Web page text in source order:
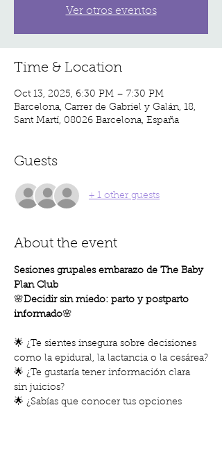
Ver otros eventos
Time & Location
Oct 13, 2025, 6:30 PM – 7:30 PM
Barcelona, Carrer de Gabriel y Galán, 18,
Sant Martí, 08026 Barcelona, España
Guests
+ 1 other guests
About the event
Sesiones grupales embarazo de The Baby
Plan Club
🌸Decidir sin miedo: parto y postparto
informado🌸
🌟 ¿Te sientes insegura sobre decisiones
como la epidural, la lactancia o la cesárea?
🌟 ¿Te gustaría tener información clara
sin juicios?
🌟 ¿Sabías que conocer tus opciones